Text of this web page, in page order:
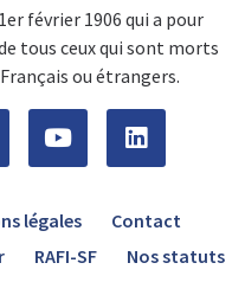
février 1906 qui a pour
tous ceux qui sont morts
ou étrangers.
légales
Contact
RAFI-SF Nos statuts